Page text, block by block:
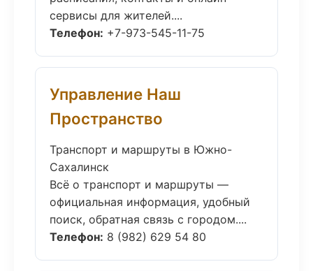
сервисы для жителей....
Телефон: +7-973-545-11-75
Управление Наш
Пространство
Транспорт и маршруты в Южно-
Сахалинск
Всё о транспорт и маршруты —
официальная информация, удобный
поиск, обратная связь с городом....
Телефон: 8 (982) 629 54 80